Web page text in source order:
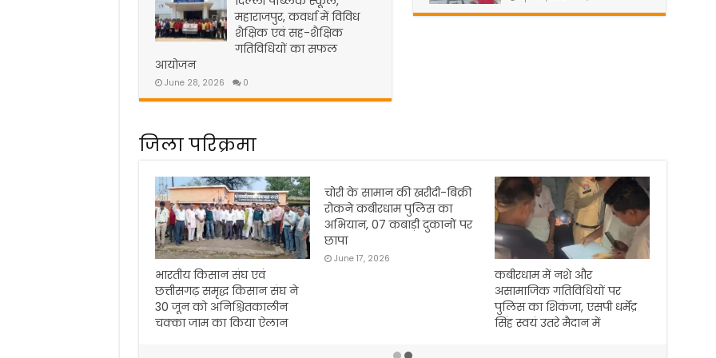
महाराजपुर, कवर्धा में विविध
शैक्षिक एवं सह-शैक्षिक
गतिविधियों का सफल
आयोजन
June 28, 2026 0
जिला परिक्रमा
भारतीय किसान संघ एवं
छत्तीसगढ़ समृद्ध किसान संघ ने
30 जून को अनिश्चितकालीन
चक्का जाम का किया ऐलान
चोरी के सामान की खरीदी-बिक्री
रोकने कबीरधाम पुलिस का
अभियान, 07 कबाड़ी दुकानों पर
छापा
June 17, 2026
कबीरधाम में नशे और
असामाजिक गतिविधियों पर
पुलिस का शिकंजा, एसपी धर्मेंद्र
सिंह स्वयं उतरे मैदान में